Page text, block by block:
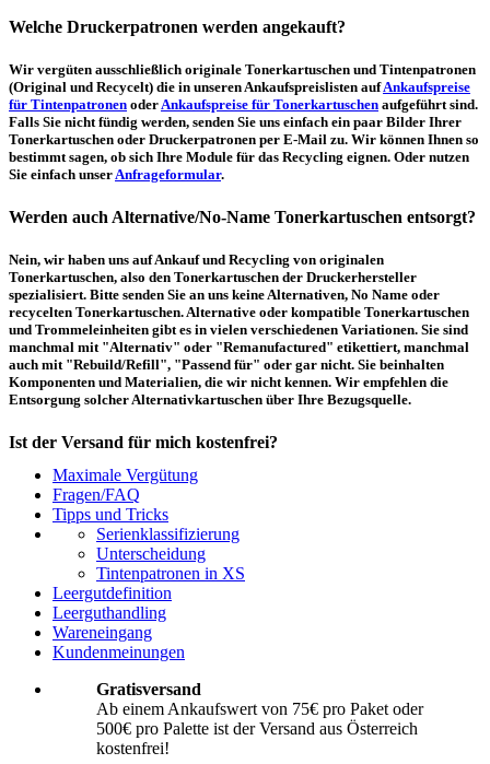
Welche Druckerpatronen werden angekauft?
Wir vergüten ausschließlich originale Tonerkartuschen und Tintenpatronen
(Original und Recycelt) die in unseren Ankaufspreislisten aufAnkaufspreise
für Tintenpatronen oder Ankaufspreise für Tonerkartuschen aufgeführt sind.
Falls Sie nicht fündig werden, senden Sie uns einfach ein paar Bilder Ihrer
Tonerkartuschen oder Druckerpatronen per E-Mail zu. Wir können Ihnen so
bestimmt sagen, ob sich Ihre Module für das Recycling eignen. Oder nutzen
Sie einfach unser Anfrageformular.
Werden auch Alternative/No-Name Tonerkartuschen entsorgt?
Nein, wir haben uns auf Ankauf und Recycling von originalen
Tonerkartuschen, also den Tonerkartuschen der Druckerhersteller
spezialisiert. Bitte senden Sie an uns keine Alternativen, No Name oder
recycelten Tonerkartuschen. Alternative oder kompatible Tonerkartuschen
und Trommeleinheiten gibt es in vielen verschiedenen Variationen. Sie sind
manchmal mit "Alternativ" oder "Remanufactured" etikettiert, manchmal
auch mit "Rebuild/Refill", "Passend für" oder gar nicht. Sie beinhalten
Komponenten und Materialien, die wir nicht kennen. Wir empfehlen die
Entsorgung solcher Alternativkartuschen über Ihre Bezugsquelle.
Ist der Versand für mich kostenfrei?
Ein kostenfreier Versand aus Österreich (per Paketmarke oder Abholung) ist
erst ab einem Ankaufswert von 75,00€ pro Paket bzw. 500,00€ pro Palette
möglich. Unter diesen Werten belaufen sich die Rücksendekosten auf 10,71€
pro Paket bzw. 119,00€ pro Palette (inkl. MwSt.). Diese werden vom
eingesandten Ankaufswert abgezogen. Falls Sie die o. g. Werte nicht
erreichen, empfehlen wir Ihnen den Versand auf eigene Kosten! Unter
Versand können Sie den Versandablauf beginnen.
Wie muss ich die Kartuschen und Patronen verpacken?
sich um hochempfindliche Konstruktionen. Daher ist es wichtig, dass Sie für
eine sichere Transportverpackung sorgen. Die Verpackung muss den Inhalt
der Sendung gegen Beanspruchungen, denen sie normalerweise während des
Versandes ausgesetzt ist (z.B. durch Druck, Stoß, Fall oder Vibration) sicher
Maximale Vergütung
Fragen/FAQ
Tipps und Tricks
Serienklassifizierung
Unterscheidung
Tintenpatronen in XS
Leergutdefinition
Leerguthandling
Wareneingang
Kundenmeinungen
Gratisversand
Ab einem Ankaufswert von 75€ pro Paket oder
500€ pro Palette ist der Versand aus Österreich
kostenfrei!